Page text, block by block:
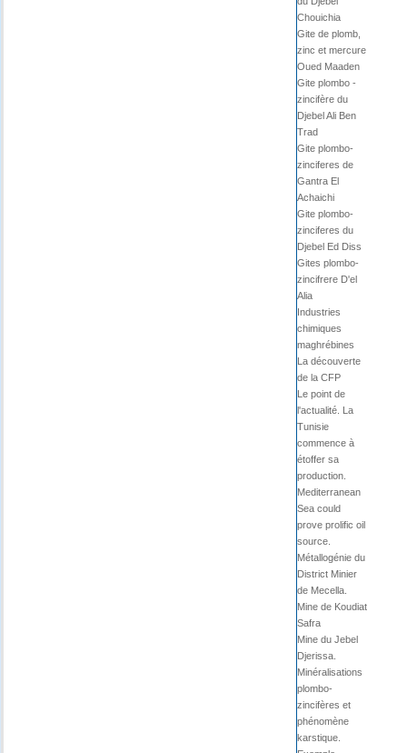
Chouichia
Gite de plomb,
zinc et mercure
Oued Maaden
Gite plombo -
zincifère du
Djebel Ali Ben
Trad
Gite plombo-
zinciferes de
Gantra El
Achaichi
Gite plombo-
zinciferes du
Djebel Ed Diss
Gites plombo-
zincifrere D'el
Alia
Industries
chimiques
maghrébines
La découverte
de la CFP
Le point de
l'actualité. La
Tunisie
commence à
étoffer sa
production.
Mediterranean
Sea could
prove prolific oil
source.
Métallogénie du
District Minier
de Mecella.
Mine de Koudiat
Safra
Mine du Jebel
Djerissa.
Minéralisations
plombo-
zincifères et
phénomène
karstique.